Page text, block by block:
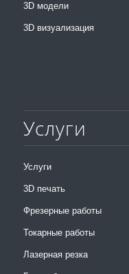
3D модели
3D визуализация
Услуги
Услуги
3D печать
Фрезерные работы
Токарные работы
Лазерная резка